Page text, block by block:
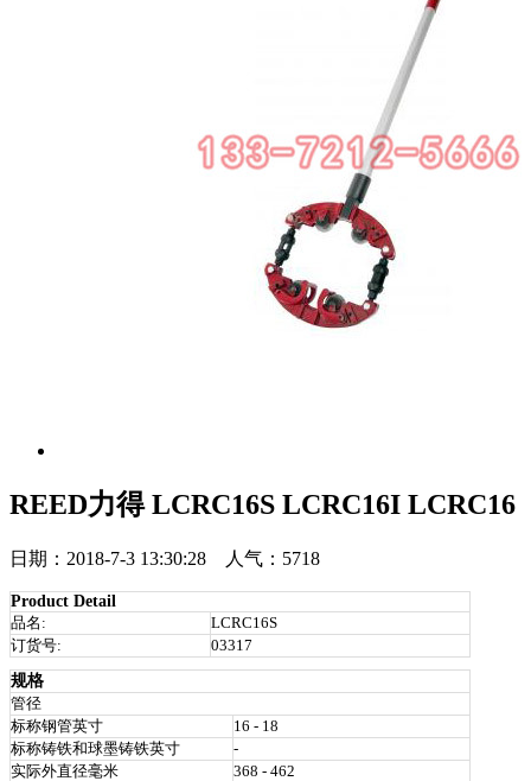
REED力得 LCRC16S LCRC16I LCRC16
日期：2018-7-3 13:30:28 人气：5718
Product Detail
品名:
LCRC16S
订货号:
03317
规格
管径
标称钢管英寸
16 - 18
标称铸铁和球墨铸铁英寸
-
实际外直径毫米
368 - 462